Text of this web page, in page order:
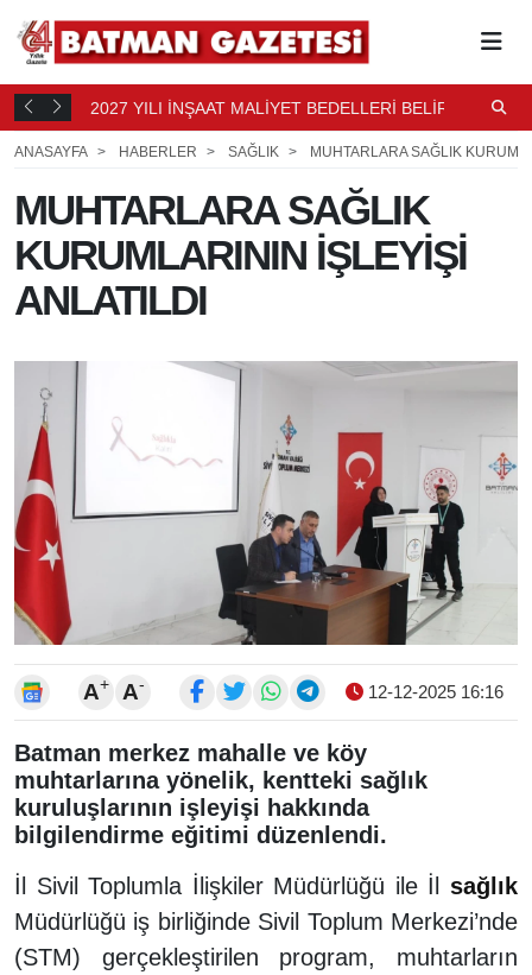
14 SAAT 2027 YILI İNŞAAT MALİYET BEDELLERİ BELİRLENDİ
ANASAYFA HABERLER SAĞLIK MUHTARLARA SAĞLIK
MUHTARLARA SAĞLIK
KURUMLARININ İŞLEYİŞİ
ANLATILDI
A+ A- 12-12-2025 16:16
Batman merkez mahalle ve köy
muhtarlarına yönelik, kentteki sağlık
kuruluşlarının işleyişi hakkında
bilgilendirme eğitimi düzenlendi.
İl Sivil Toplumla İlişkiler Müdürlüğü ile İl sağlık
Müdürlüğü iş birliğinde Sivil Toplum Merkezi’nde
(STM) gerçekleştirilen program, muhtarların